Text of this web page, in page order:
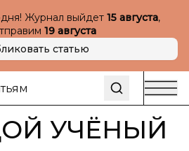
Журнал выйдет 15 августа,
19 августа
статью
УЧЁНЫЙ